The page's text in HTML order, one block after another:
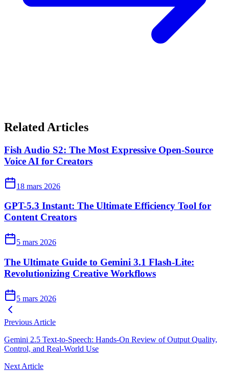
Related Articles
Fish Audio S2: The Most Expressive Open-Source
Voice AI for Creators
18 mars 2026
GPT-5.3 Instant: The Ultimate Efficiency Tool for
Content Creators
5 mars 2026
The Ultimate Guide to Gemini 3.1 Flash-Lite:
Revolutionizing Creative Workflows
5 mars 2026
Previous Article
Gemini 2.5 Text‑to‑Speech: Hands‑On Review of Output Quality,
Control, and Real‑World Use
Next Article